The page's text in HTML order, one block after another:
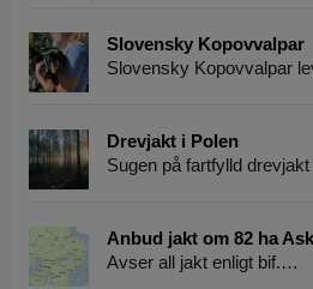
Slovensky Kopovvalpar
Slovensky Kopovvalpar
Drevjakt i Polen
Sugen på fartfylld
Anbud jakt om 82 ha
Avser all jakt enligt bif.…